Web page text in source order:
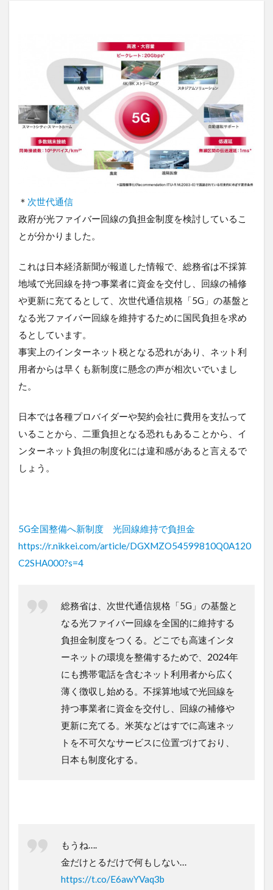
＊ 次世代通信
政府が光ファイバー回線の負担金制度を検討しているこ
とが分かりました。
これは日本経済新聞が報道した情報で、総務省は不採算
地域で光回線を持つ事業者に資金を交付し、回線の補修
や更新に充てるとして、次世代通信規格「5G」の基盤と
なる光ファイバー回線を維持するために国民負担を求め
るとしています。
事実上のインターネット税となる恐れがあり、ネット利
用者からは早くも新制度に懸念の声が相次いでいまし
た。
日本では各種プロバイダーや契約会社に費用を支払って
いることから、二重負担となる恐れもあることから、イ
ンターネット負担の制度化には違和感があると言えるで
しょう。
5G全国整備へ新制度 光回線維持で負担金
https://r.nikkei.com/article/DGXMZO54599810Q0A120
C2SHA000?s=4
総務省は、次世代通信規格「5G」の基盤と
なる光ファイバー回線を全国的に維持する
負担金制度をつくる。どこでも高速インタ
ーネットの環境を整備するためで、2024年
にも携帯電話を含むネット利用者から広く
薄く徴収し始める。不採算地域で光回線を
持つ事業者に資金を交付し、回線の補修や
更新に充てる。米英などはすでに高速ネッ
トを不可欠なサービスに位置づけており、
日本も制度化する。
もうね….
金だけとるだけで何もしない…
https://t.co/E6awYVaq3b